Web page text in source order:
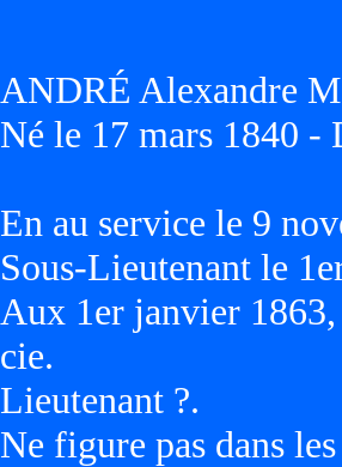
ANDRÉ Alexandre
Né le 17 mars 1840 -
En au service le 9
Sous-Lieutenant le
Aux 1er janvier
cie.
Lieutenant ?.
Ne figure pas dans